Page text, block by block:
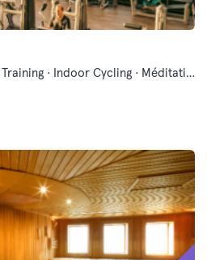
Aqua · Fitness · Functional Training · Indoor Cycling · Méditation · Natation · Pilates · Sauna · Yoga